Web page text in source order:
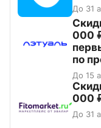
До 31
000
по
До 15
000
До 31